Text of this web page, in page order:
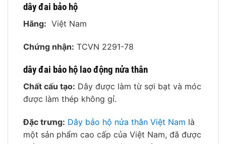
dây đai bảo hộ
Hãng: Việt Nam
Chứng nhận: TCVN 2291-78
dây đai bảo hộ lao động nửa thân
Chất cấu tạo: Dây được làm từ sợi bạt và móc
được làm thép không gỉ.
Đặc trưng: Dây bảo hộ nửa thân Việt Nam là
một sản phẩm cao cấp của Việt Nam, đã được